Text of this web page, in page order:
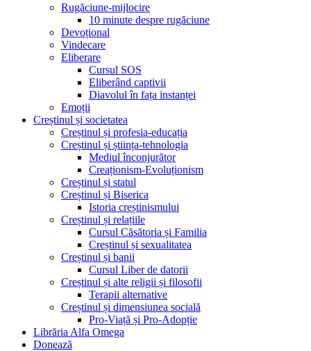
Rugăciune-mijlocire
10 minute despre rugăciune
Devoțional
Vindecare
Eliberare
Cursul SOS
Eliberând captivii
Diavolul în fața instanței
Emoții
Creștinul și societatea
Creștinul și profesia-educația
Creștinul și știința-tehnologia
Mediul înconjurător
Creaționism-Evoluționism
Creștinul și statul
Creștinul și Biserica
Istoria creștinismului
Creștinul și relațiile
Cursul Căsătoria și Familia
Creștinul și sexualitatea
Creștinul și banii
Cursul Liber de datorii
Creștinul și alte religii și filosofii
Terapii alternative
Creștinul și dimensiunea socială
Pro-Viață și Pro-Adopție
Librăria Alfa Omega
Donează